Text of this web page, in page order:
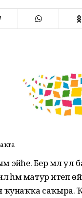
эйәһе. Бер мәл ул
һәм матур итеп
саҡыра.